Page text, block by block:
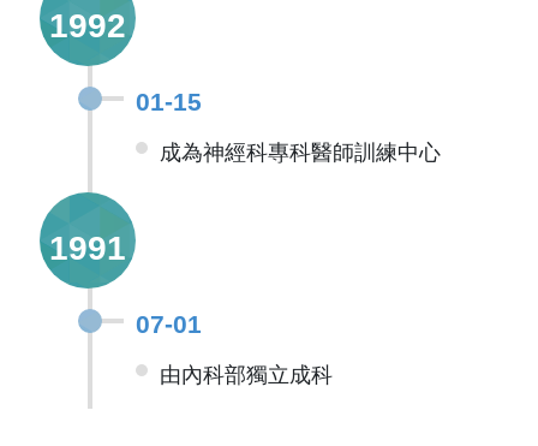
1992
01-15
成為神經科專科醫師訓練中心
1991
07-01
由內科部獨立成科